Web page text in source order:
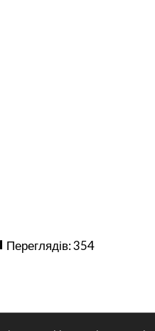
Переглядів:354